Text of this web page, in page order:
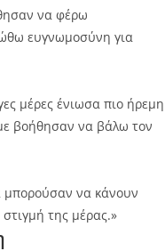
να φέρω
ευγνωμοσύνη για
μέρες ένιωσα πιο ήρεμη
βοήθησαν να βάλω τον
μπορούσαν να κάνουν
της μέρας.»